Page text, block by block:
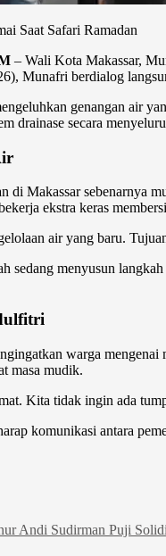
Saat Safari Ramadan
– Wali Kota Makassar,
Munafri berdialog
genangan air
drainase secara
di Makassar sebenarnya
ekstra keras
air yang baru.
sedang menyusun
warga
masa mudik.
Kita tidak ingin ada
komunikasi antara
Andi Sudirman Puji